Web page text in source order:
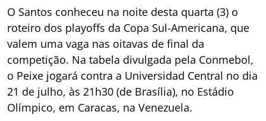
O Santos conheceu na noite desta quarta (3) o
roteiro dos playoffs da Copa Sul-Americana, que
valem uma vaga nas oitavas de final da
competição. Na tabela divulgada pela Conmebol,
o Peixe jogará contra a Universidad Central no dia
21 de julho, às 21h30 (de Brasília), no Estádio
Olímpico, em Caracas, na Venezuela.